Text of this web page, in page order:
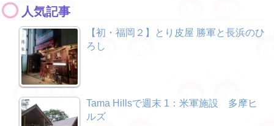
人気記事
【初・福岡２】とり皮屋 勝軍と長浜のひ
ろし
Tama Hillsで週末 1：米軍施設 多摩ヒ
ルズ